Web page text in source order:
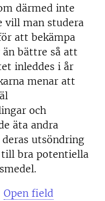
därmed inte
vill man studera
att bekämpa
än bättre så att
inleddes i år
menar att
och
äta andra
utsöndring
till bra potentiella
Open field